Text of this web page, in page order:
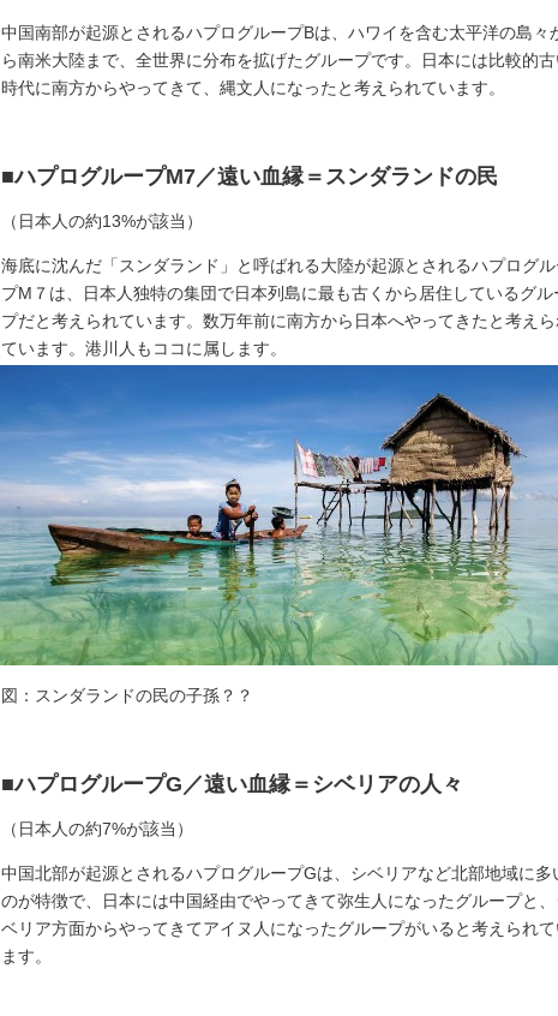
中国南部が起源とされるハプログループBは、ハワイを含む太平洋の島々
ら南米大陸まで、全世界に分布を拡げたグループです。日本には比較的
時代に南方からやってきて、縄文人になったと考えられています。
■ハプログループM7／遠い血縁＝スンダランドの民
（日本人の約13%が該当）
海底に沈んだ「スンダランド」と呼ばれる大陸が起源とされるハプログ
プM７は、日本人独特の集団で日本列島に最も古くから居住しているグル
プだと考えられています。数万年前に南方から日本へやってきたと考え
ています。港川人もココに属します。
図：スンダランドの民の子孫？？
■ハプログループG／遠い血縁＝シベリアの人々
（日本人の約7%が該当）
中国北部が起源とされるハプログループGは、シベリアなど北部地域に多
のが特徴で、日本には中国経由でやってきて弥生人になったグループと
ベリア方面からやってきてアイヌ人になったグループがいると考えられ
ます。